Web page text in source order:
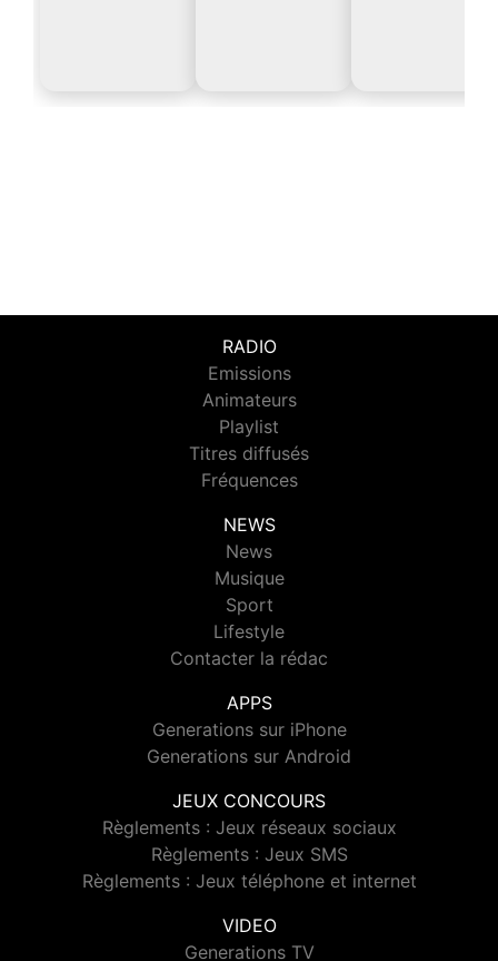
RADIO
Emissions
Animateurs
Playlist
Titres diffusés
Fréquences
NEWS
News
Musique
Sport
Lifestyle
Contacter la rédac
APPS
Generations sur iPhone
Generations sur Android
JEUX CONCOURS
Règlements : Jeux réseaux sociaux
Règlements : Jeux SMS
Règlements : Jeux téléphone et internet
VIDEO
Generations TV